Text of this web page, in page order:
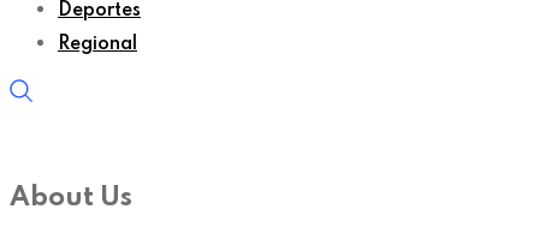
Deportes
Regional
About Us